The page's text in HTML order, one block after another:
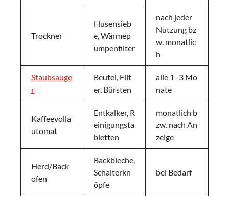
Trockner
Flusensieb
e, Wärmep
umpenfilter
nach jeder
Nutzung bz
w. monatlic
h
Staubsauge
r
Beutel, Filt
er, Bürsten
alle 1–3 Mo
nate
Kaffeevolla
utomat
Entkalker, R
einigungsta
bletten
monatlich b
zw. nach An
zeige
Herd/Back
ofen
Backbleche,
Schalterkn
öpfe
bei Bedarf